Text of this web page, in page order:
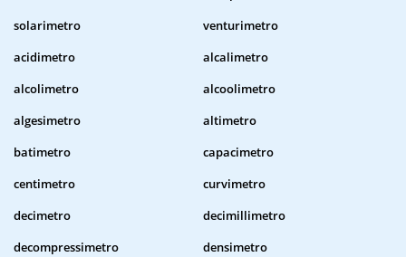
solarimetro
venturimetro
acidimetro
alcalimetro
alcolimetro
alcoolimetro
algesimetro
altimetro
batimetro
capacimetro
centimetro
curvimetro
decimetro
decimillimetro
decompressimetro
densimetro